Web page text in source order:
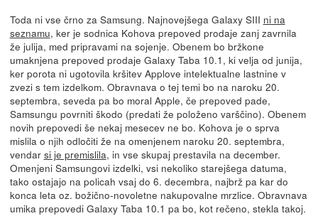
Toda ni vse črno za Samsung. Najnovejšega Galaxy SIII ni na
seznamu, ker je sodnica Kohova prepoved prodaje zanj zavrnila
že julija, med pripravami na sojenje. Obenem bo bržkone
umaknjena prepoved prodaje Galaxy Taba 10.1, ki velja od junija,
ker porota ni ugotovila kršitev Applove intelektualne lastnine v
zvezi s tem izdelkom. Obravnava o tej temi bo na naroku 20.
septembra, seveda pa bo moral Apple, če prepoved pade,
Samsungu povrniti škodo (predati že položeno varščino). Obenem
novih prepovedi še nekaj mesecev ne bo. Kohova je o sprva
mislila o njih odločiti že na omenjenem naroku 20. septembra,
vendar si je premislila, in vse skupaj prestavila na december.
Omenjeni Samsungovi izdelki, vsi nekoliko starejšega datuma,
tako ostajajo na policah vsaj do 6. decembra, najbrž pa kar do
konca leta oz. božično-novoletne nakupovalne mrzlice. Obravnava
umika prepovedi Galaxy Taba 10.1 pa bo, kot rečeno, stekla takoj.